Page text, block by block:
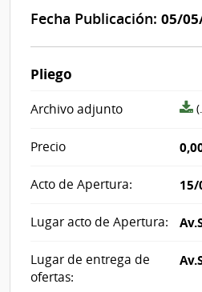
Fecha Publicación: 05/
Pliego
Archivo adjunto
Precio
Acto de Apertura: 15/
Lugar acto de Apertura:
Lugar de entrega de
ofertas: